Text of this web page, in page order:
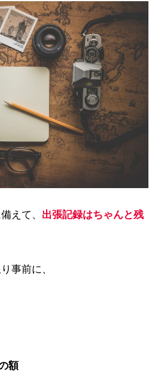
えて、 出張記録はちゃんと残
事前に、
額